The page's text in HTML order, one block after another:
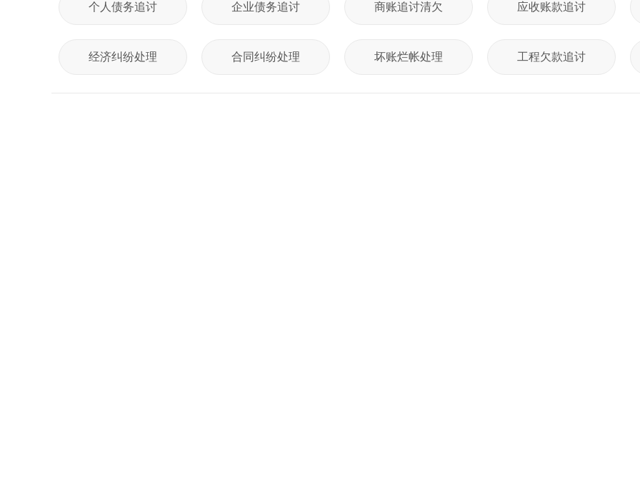
个人债务追讨 企业债务追讨 商账追讨清欠 应收账款追讨
经济纠纷处理 合同纠纷处理 坏账烂帐处理 工程欠款追讨